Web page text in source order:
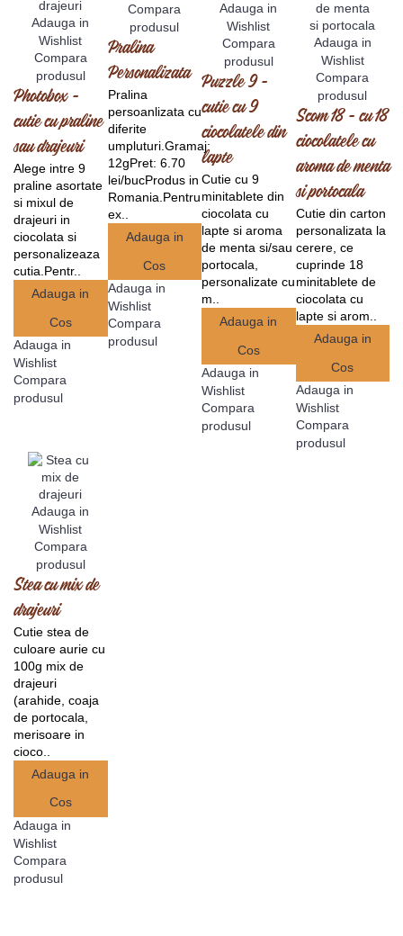
Adauga in
Wishlist
Compara
produsul
Photobox -
cutie cu praline
sau drajeuri
Alege intre 9
praline asortate
si mixul de
drajeuri in
ciocolata si
personalizeaza
cutia.Pentr..
Adauga in
Cos
Adauga in
Wishlist
Compara
produsul
Compara
produsul
Pralina
Personalizata
Pralina
persoanlizata cu
diferite
umpluturi.Gramaj:
12gPret: 6.70
lei/bucProdus in
Romania.Pentru
ex..
Adauga in
Cos
Adauga in
Wishlist
Compara
produsul
Adauga in
Wishlist
Compara
produsul
Puzzle 9 -
cutie cu 9
ciocolatele din
lapte
Cutie cu 9
minitablete din
ciocolata cu
lapte si aroma
de menta si/sau
portocala,
personalizate cu
m..
Adauga in
Cos
Adauga in
Wishlist
Compara
produsul
Adauga in
Wishlist
Compara
produsul
Scom 18 - cu 18
ciocolatele cu
aroma de menta
si portocala
Cutie din carton
personalizata la
cerere, ce
cuprinde 18
minitablete de
ciocolata cu
lapte si arom..
Adauga in
Cos
Adauga in
Wishlist
Compara
produsul
Adauga in
Wishlist
Compara
produsul
Stea cu mix de
drajeuri
Cutie stea de
culoare aurie cu
100g mix de
drajeuri
(arahide, coaja
de portocala,
merisoare in
cioco..
Adauga in
Cos
Adauga in
Wishlist
Compara
produsul